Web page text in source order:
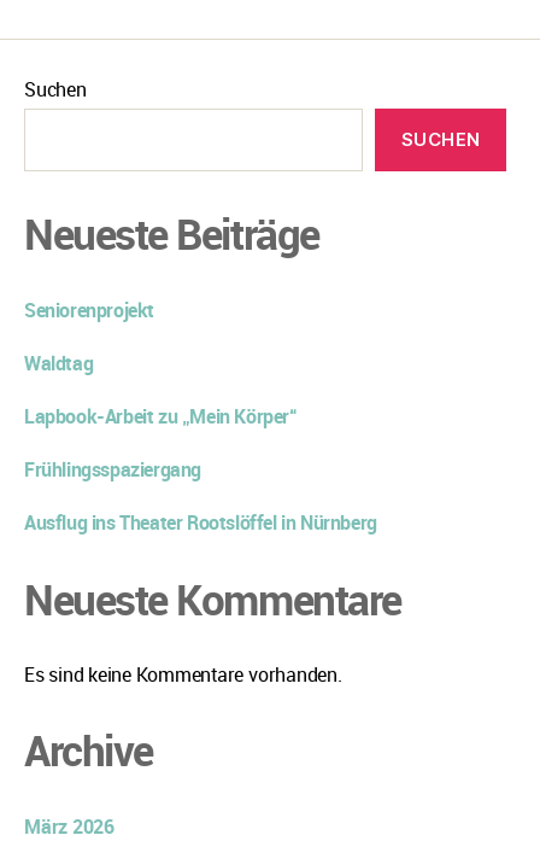
Suchen
SUCHEN
Neueste Beiträge
Seniorenprojekt
Waldtag
Lapbook-Arbeit zu „Mein Körper“
Frühlingsspaziergang
Ausflug ins Theater Rootslöffel in Nürnberg
Neueste Kommentare
Es sind keine Kommentare vorhanden.
Archive
März 2026